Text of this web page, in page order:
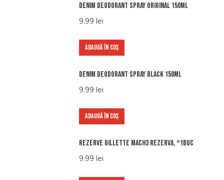
Denim Deodorant Spray Original 150ml
9.99 lei
ADAUGĂ ÎN COȘ
Denim Deodorant Spray Black 150ml
9.99 lei
ADAUGĂ ÎN COȘ
Rezerve Gillette Mach3 Rezerva, *1buc
9.99 lei